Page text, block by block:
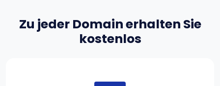
Zu jeder Domain erhalten Sie
kostenlos